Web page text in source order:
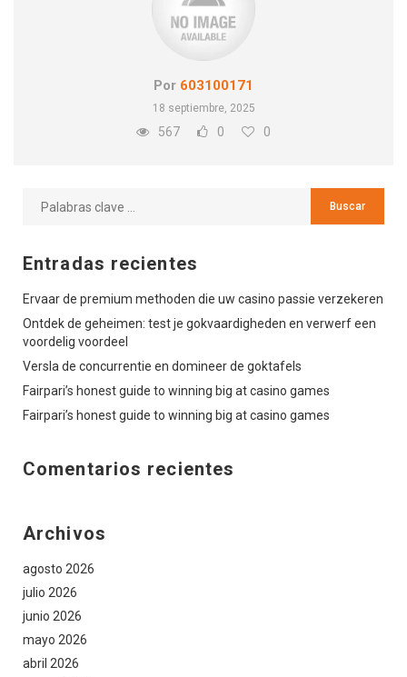
Por 603100171
18 septiembre, 2025
567 0 0
Entradas recientes
Ervaar de premium methoden die uw casino passie verzekeren
Ontdek de geheimen: test je gokvaardigheden en verwerf een
voordelig voordeel
Versla de concurrentie en domineer de goktafels
Fairpari’s honest guide to winning big at casino games
Fairpari’s honest guide to winning big at casino games
Comentarios recientes
Archivos
agosto 2026
julio 2026
junio 2026
mayo 2026
abril 2026